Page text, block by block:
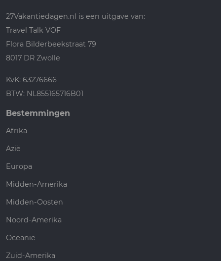
27Vakantiedagen.nl is een uitgave van:
Travel Talk VOF
Flora Bilderbeekstraat 79
8017 DR Zwolle
KvK: 63276666
BTW: NL855165716B01
Bestemmingen
Afrika
Azië
Europa
Midden-Amerika
Midden-Oosten
Noord-Amerika
Oceanië
Zuid-Amerika